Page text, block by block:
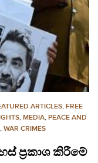
ARTICLES, FREE
, MEDIA, PEACE AND
, WAR CRIMES
ප්‍රකාශ කිරීමේ